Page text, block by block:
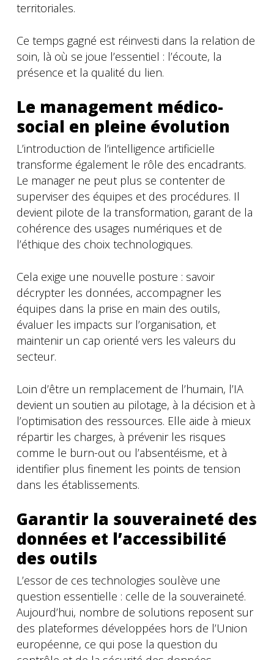
territoriales.
Ce temps gagné est réinvesti dans la relation de
soin, là où se joue l’essentiel : l’écoute, la
présence et la qualité du lien.
Le management médico-
social en pleine évolution
L’introduction de l’intelligence artificielle
transforme également le rôle des encadrants.
Le manager ne peut plus se contenter de
superviser des équipes et des procédures. Il
devient pilote de la transformation, garant de la
cohérence des usages numériques et de
l’éthique des choix technologiques.
Cela exige une nouvelle posture : savoir
décrypter les données, accompagner les
équipes dans la prise en main des outils,
évaluer les impacts sur l’organisation, et
maintenir un cap orienté vers les valeurs du
secteur.
Loin d’être un remplacement de l’humain, l’IA
devient un soutien au pilotage, à la décision et à
l’optimisation des ressources. Elle aide à mieux
répartir les charges, à prévenir les risques
comme le burn-out ou l’absentéisme, et à
identifier plus finement les points de tension
dans les établissements.
Garantir la souveraineté des
données et l’accessibilité
des outils
L’essor de ces technologies soulève une
question essentielle : celle de la souveraineté.
Aujourd’hui, nombre de solutions reposent sur
des plateformes développées hors de l’Union
européenne, ce qui pose la question du